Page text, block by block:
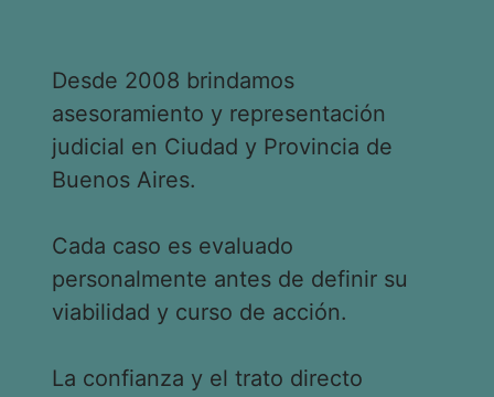
Desde 2008 brindamos
asesoramiento y representación
judicial en Ciudad y Provincia de
Buenos Aires.
Cada caso es evaluado
personalmente antes de definir su
viabilidad y curso de acción.
La confianza y el trato directo